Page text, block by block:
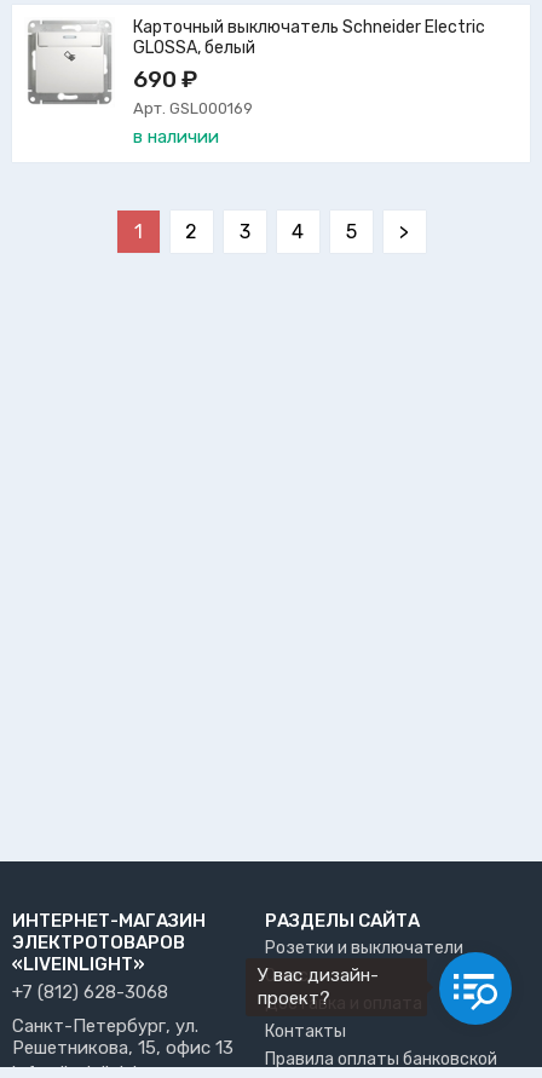
Карточный выключатель Schneider Electric
GLOSSA, белый
690 ₽
Арт. GSL000169
в наличии
1 2 3 4 5 >
ИНТЕРНЕТ-МАГАЗИН
ЭЛЕКТРОТОВАРОВ
«LIVEINLIGHT»
+7 (812) 628-3068
Санкт-Петербург, ул.
Решетникова, 15, офис 13
info@liveinlight.ru
РАЗДЕЛЫ САЙТА
Розетки и выключатели
О нас
Доставка и оплата
Контакты
Правила оплаты банковской
У вас дизайн-
проект?